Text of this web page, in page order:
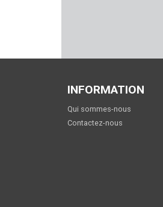
PARA ORDNANCE
KING COBRA
INFORMATION
Qui sommes-nous
Contactez-nous